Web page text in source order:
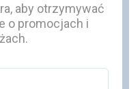
aby otrzymywać
o promocjach i